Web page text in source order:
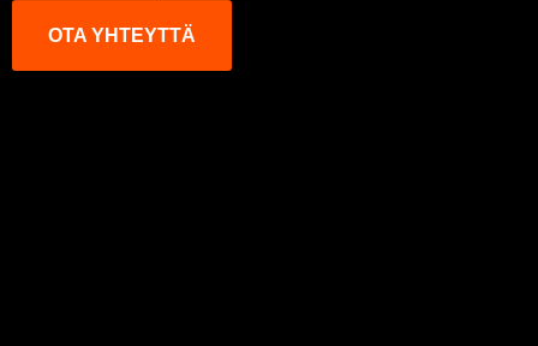
OTA YHTEYTTÄ